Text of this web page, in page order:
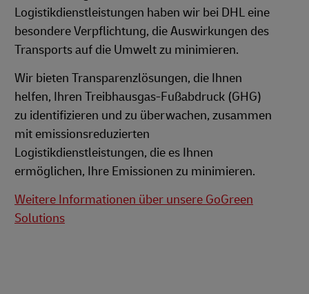
Logistikdienstleistungen haben wir bei DHL eine
besondere Verpflichtung, die Auswirkungen des
Transports auf die Umwelt zu minimieren.
Wir bieten Transparenzlösungen, die Ihnen
helfen, Ihren Treibhausgas-Fußabdruck (GHG)
zu identifizieren und zu überwachen, zusammen
mit emissionsreduzierten
Logistikdienstleistungen, die es Ihnen
ermöglichen, Ihre Emissionen zu minimieren.
Weitere Informationen über unsere GoGreen
Solutions